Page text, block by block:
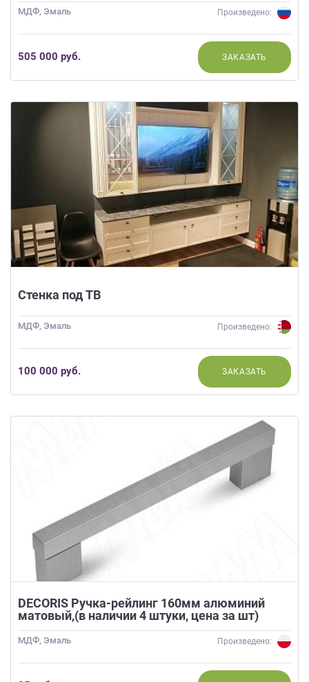
МДФ, Эмаль Произведено:
505 000 руб. ЗАКАЗАТЬ
Стенка под ТВ
МДФ, Эмаль Произведено:
100 000 руб. ЗАКАЗАТЬ
DECORIS Ручка-рейлинг 160мм алюминий
матовый,(в наличии 4 штуки, цена за шт)
МДФ, Эмаль Произведено: